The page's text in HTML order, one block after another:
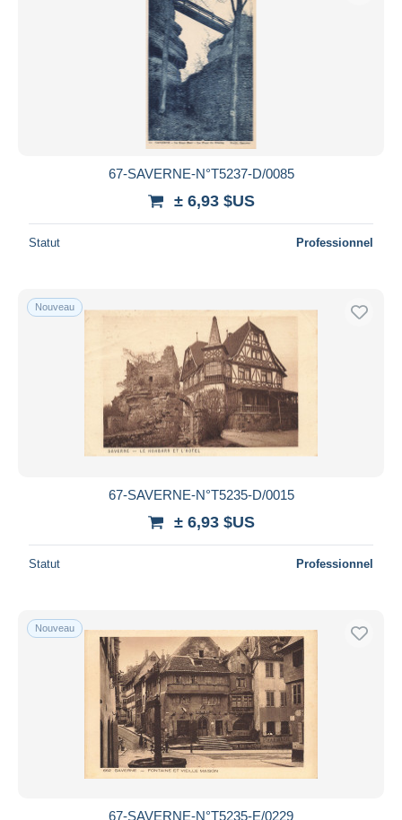
67-SAVERNE-N°T5237-D/0085
± 6,93 $US
Statut Professionnel
Nouveau
67-SAVERNE-N°T5235-D/0015
± 6,93 $US
Statut Professionnel
Nouveau
67-SAVERNE-N°T5235-E/0229